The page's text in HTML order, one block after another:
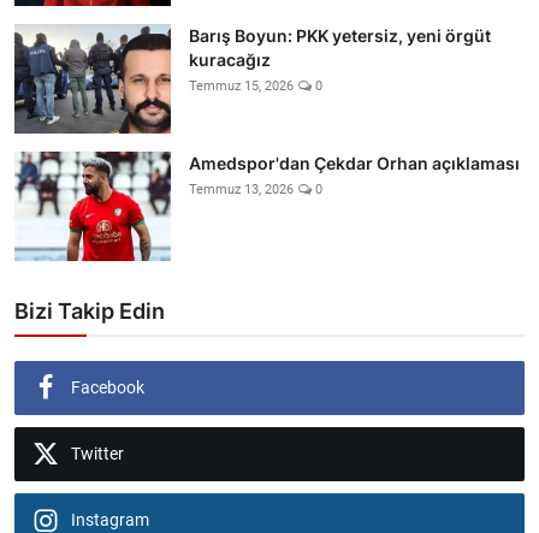
Barış Boyun: PKK yetersiz, yeni örgüt
kuracağız
Temmuz 15, 2026 0
Amedspor'dan Çekdar Orhan açıklaması
Temmuz 13, 2026 0
Bizi Takip Edin
Facebook
Twitter
Instagram